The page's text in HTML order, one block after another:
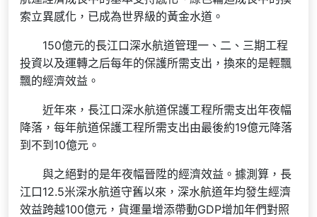
索立異感化，已成為世界級的黃金水道。
150億元的長江口深水航道管理一、二、三期工程
投資以及運轉之后每年的保護所需支出，換來的是輕飄
飄的經濟效益。
近年來，長江口深水航道保護工程所需支出年夜幅
降落，每年航道保護工程所需支出由最後約19億元降落
到不到10億元。
與之絕對的是年夜幅晉陞的經濟效益。據測算，長
江口12.5米深水航道守舊以來，深水航道年均發生經濟
效益跨越100億元，貨運量增添帶動GDP增加年們對照